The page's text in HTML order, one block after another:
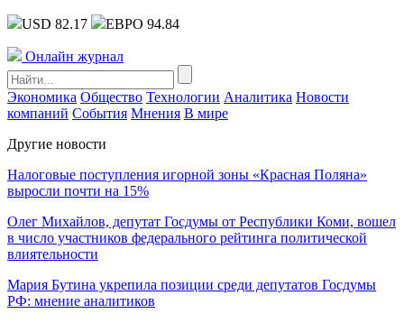
USD 82.17 ЕВРО 94.84
Онлайн журнал
Экономика Общество Технологии Аналитика Новости
компаний События Мнения В мире
Другие новости
Налоговые поступления игорной зоны «Красная Поляна»
выросли почти на 15%
Олег Михайлов, депутат Госдумы от Республики Коми, вошел
в число участников федерального рейтинга политической
влиятельности
Мария Бутина укрепила позиции среди депутатов Госдумы
РФ: мнение аналитиков